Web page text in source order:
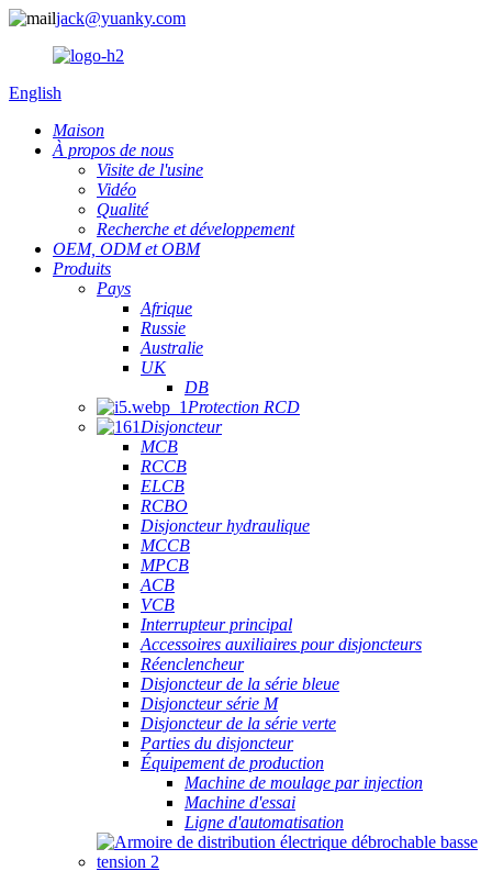
jack@yuanky.com
English
Maison
À propos de nous
Visite de l'usine
Vidéo
Qualité
Recherche et développement
OEM, ODM et OBM
Produits
Pays
Afrique
Russie
Australie
UK
DB
Protection RCD
Disjoncteur
MCB
RCCB
ELCB
RCBO
Disjoncteur hydraulique
MCCB
MPCB
ACB
VCB
Interrupteur principal
Accessoires auxiliaires pour disjoncteurs
Réenclencheur
Disjoncteur de la série bleue
Disjoncteur série M
Disjoncteur de la série verte
Parties du disjoncteur
Équipement de production
Machine de moulage par injection
Machine d'essai
Ligne d'automatisation